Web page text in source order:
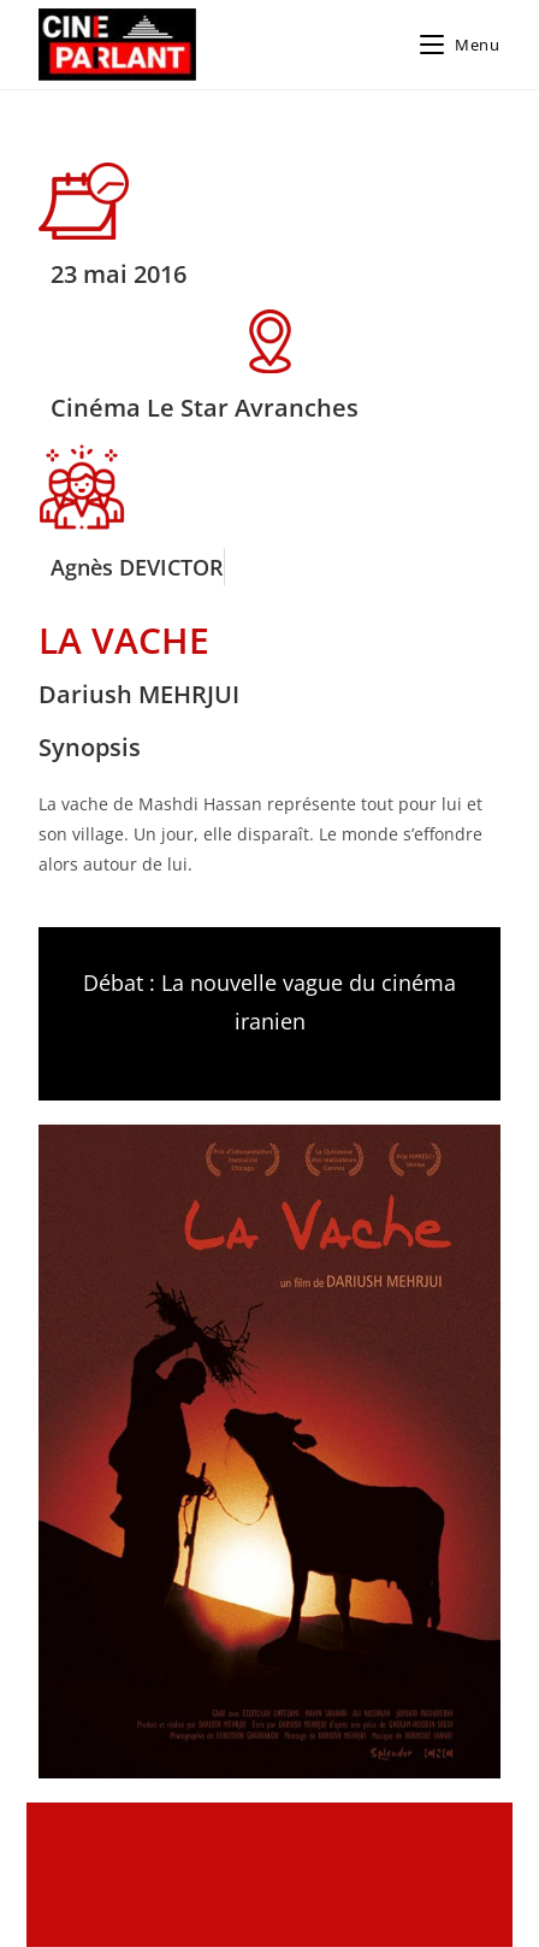
Menu
23 mai 2016
Cinéma Le Star Avranches
Agnès DEVICTOR
LA VACHE
Dariush MEHRJUI
Synopsis
La vache de Mashdi Hassan représente tout pour lui et
son village. Un jour, elle disparaît. Le monde s’effondre
alors autour de lui.
Débat : La nouvelle vague du cinéma
iranien